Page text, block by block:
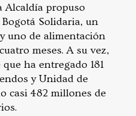
Alcaldía propuso
Solidaria, un
uno de alimentación
meses. A su vez,
ha entregado 181
y Unidad de
casi 482 millones de